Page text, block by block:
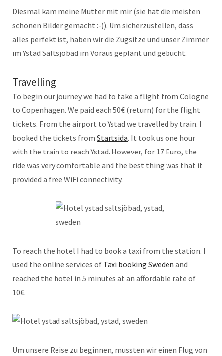
Diesmal kam meine Mutter mit mir (sie hat die meisten
schönen Bilder gemacht :-)). Um sicherzustellen, dass
alles perfekt ist, haben wir die Zugsitze und unser Zimmer
im Ystad Saltsjöbad im Voraus geplant und gebucht.
Travelling
To begin our journey we had to take a flight from Cologne
to Copenhagen. We paid each 50€ (return) for the flight
tickets. From the airport to Ystad we travelled by train. I
booked the tickets from Startsida. It took us one hour
with the train to reach Ystad. However, for 17 Euro, the
ride was very comfortable and the best thing was that it
provided a free WiFi connectivity.
To reach the hotel I had to book a taxi from the station. I
used the online services of Taxi booking Sweden and
reached the hotel in 5 minutes at an affordable rate of
10€.
Um unsere Reise zu beginnen, mussten wir einen Flug von